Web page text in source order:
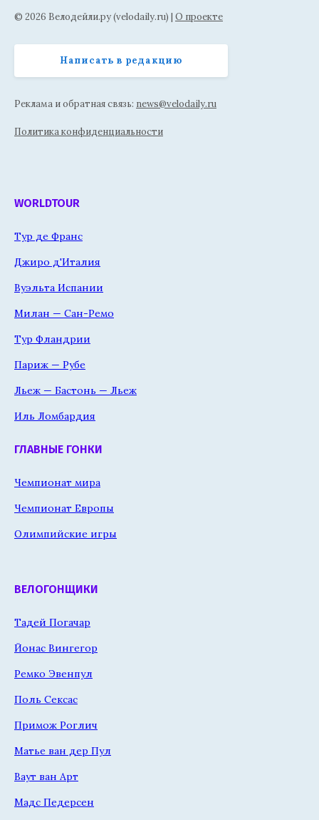
© 2026 Велодейли.ру (velodaily.ru) | О проекте
Написать в редакцию
Реклама и обратная связь: news@velodaily.ru
Политика конфиденциальности
WORLDTOUR
Тур де Франс
Джиро д'Италия
Вуэльта Испании
Милан — Сан-Ремо
Тур Фландрии
Париж — Рубе
Льеж — Бастонь — Льеж
Иль Ломбардия
ГЛАВНЫЕ ГОНКИ
Чемпионат мира
Чемпионат Европы
Олимпийские игры
ВЕЛОГОНЩИКИ
Тадей Погачар
Йонас Вингегор
Ремко Эвенпул
Поль Сексас
Примож Роглич
Матье ван дер Пул
Ваут ван Арт
Мадс Педерсен